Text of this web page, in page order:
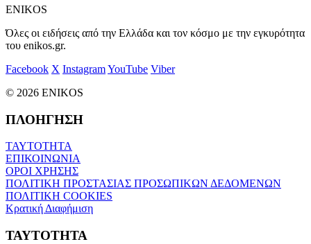
ENIKOS
Όλες οι ειδήσεις από την Ελλάδα και τον κόσμο με την εγκυρότητα
του enikos.gr.
Facebook X InstagramYouTube Viber
© 2026 ENIKOS
ΠΛΟΗΓΗΣΗ
ΤΑΥΤΟΤΗΤΑ
ΕΠΙΚΟΙΝΩΝΙΑ
ΟΡΟΙ ΧΡΗΣΗΣ
ΠΟΛΙΤΙΚΗ ΠΡΟΣΤΑΣΙΑΣ ΠΡΟΣΩΠΙΚΩΝ ΔΕΔΟΜΕΝΩΝ
ΠΟΛΙΤΙΚΗ COOKIES
Κρατική Διαφήμιση
ΤΑΥΤΟΤΗΤΑ